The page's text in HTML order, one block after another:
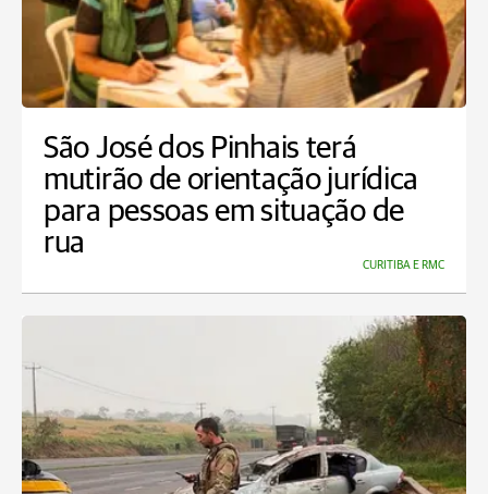
São José dos Pinhais terá
mutirão de orientação jurídica
para pessoas em situação de
rua
CURITIBA E RMC